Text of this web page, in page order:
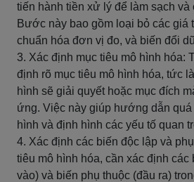
tiến hành tiền xử lý để làm sạch
Bước này bao gồm loại bỏ các giá
chuẩn hóa đơn vị đo, và biến đổi
3. Xác định mục tiêu mô hình hóa:
định rõ mục tiêu mô hình hóa, tức
hình sẽ giải quyết hoặc mục đích
ứng. Việc này giúp hướng dẫn
hình và định hình các yếu tố quan
4. Xác định các biến độc lập và
tiêu mô hình hóa, cần xác định các
vào) và biến phụ thuộc (đầu ra)